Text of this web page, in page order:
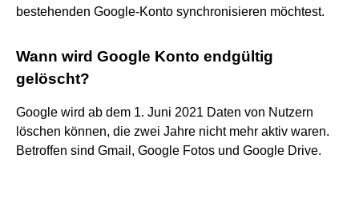
bestehenden Google-Konto synchronisieren möchtest.
Wann wird Google Konto endgültig
gelöscht?
Google wird ab dem 1. Juni 2021 Daten von Nutzern
löschen können, die zwei Jahre nicht mehr aktiv waren.
Betroffen sind Gmail, Google Fotos und Google Drive.